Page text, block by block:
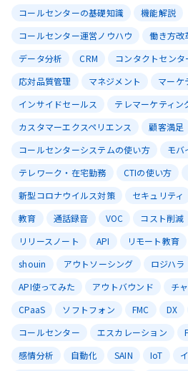
コールセンターの基礎知識
機能解説
コールセンター運営ノウハウ
働き方改
データ分析
CRM コンタクトセンタ
応対品質管理
マネジメント マーケ
インサイドセールス
テレマーケティン
カスタマーエクスペリエンス
顧客満足
コールセンターシステムの使い方
モバ
テレワーク・在宅勤務
CTIの使い方
新型コロナウイルス対策
セキュリティ
教育
通話録音 VOC コスト削減
リリースノート
API リモート教育
shouin
アウトソーシング ロジハラ
API使ってみた
アウトバウンド チ
CPaaS
ソフトフォン FMC DX
コールセンター
エスカレーション
感情分析
自動化 SAIN IoT